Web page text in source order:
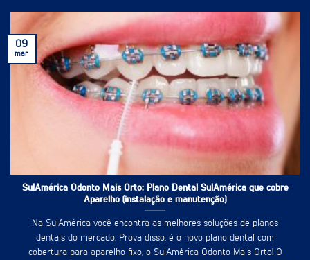
SulAmérica Odonto Mais Orto: Plano Dental SulAmérica que cobre
Aparelho (instalação e manutenção)
Na SulAmérica você encontra as melhores soluções de planos
dentais do mercado. Prova disso, é o novo plano dental com
cobertura para aparelho fixo, o SulAmérica Odonto Mais Orto! O
09
mar